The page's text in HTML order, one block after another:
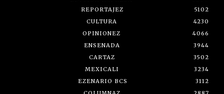
REPORTAJEZ
5102
CULTURA
4230
OPINIONEZ
4066
ENSENADA
3944
CARTAZ
3502
MEXICALI
3234
EZENARIO BCS
3112